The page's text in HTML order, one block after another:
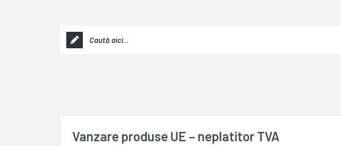
Vanzare produse UE – neplatitor TVA